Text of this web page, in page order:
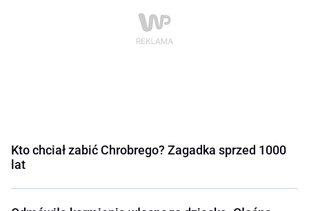
Kto chciał zabić Chrobrego? Zagadka sprzed 1000
lat